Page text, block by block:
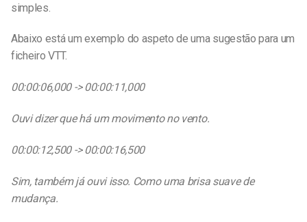
simples.
Abaixo está um exemplo do aspeto de uma sugestão para um
ficheiro VTT.
00:00:06,000 -> 00:00:11,000
Ouvi dizer que há um movimento no vento.
00:00:12,500 -> 00:00:16,500
Sim, também já ouvi isso. Como uma brisa suave de
mudança.